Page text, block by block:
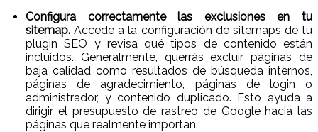
Configura correctamente las exclusiones en tu
sitemap. Accede a la configuración de sitemaps de tu
plugin SEO y revisa qué tipos de contenido están
incluidos. Generalmente, querrás excluir páginas de
baja calidad como resultados de búsqueda internos,
páginas de agradecimiento, páginas de login o
administrador, y contenido duplicado. Esto ayuda a
dirigir el presupuesto de rastreo de Google hacia las
páginas que realmente importan.